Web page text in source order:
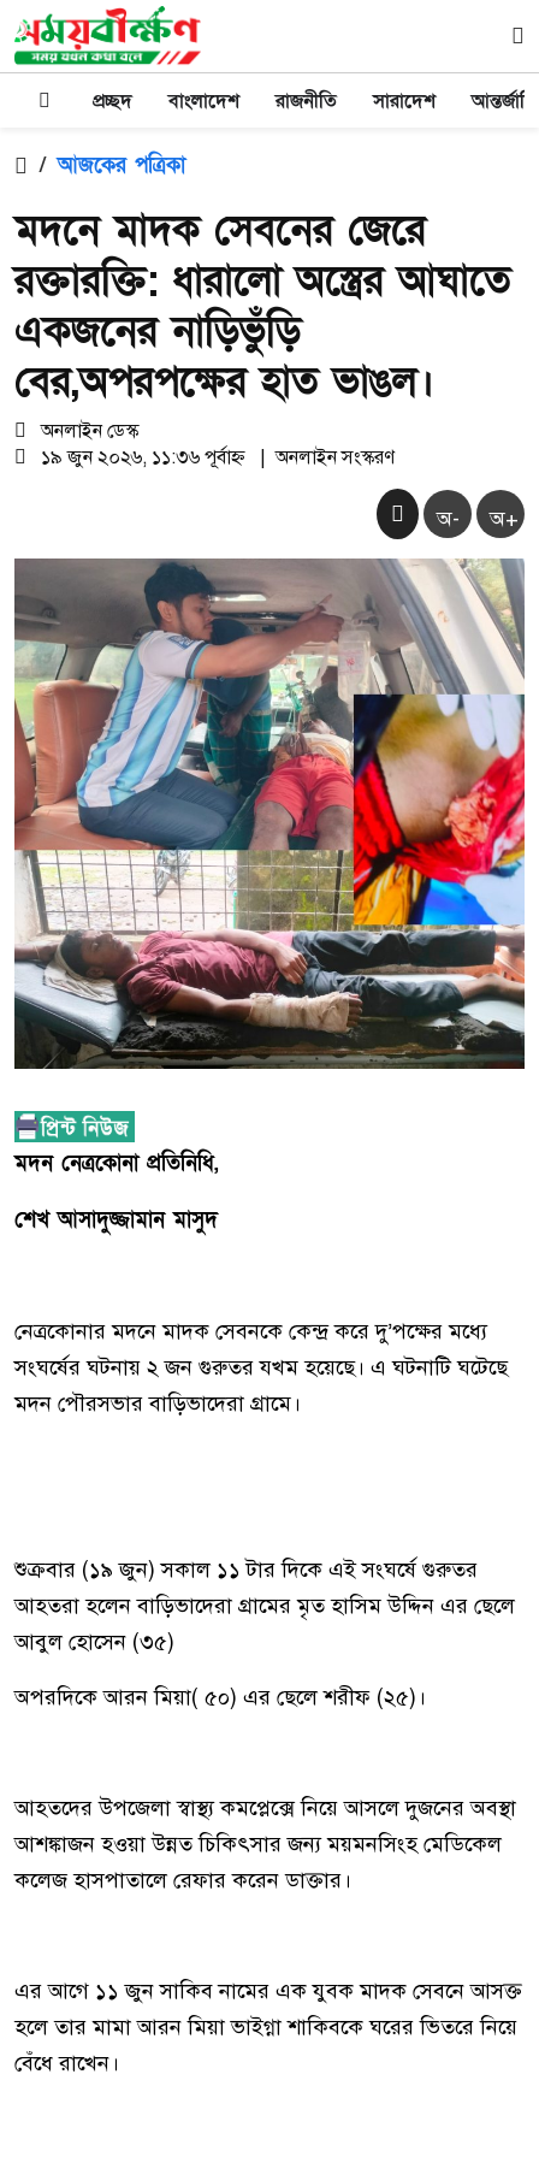
প্রচ্ছদ বাংলাদেশ রাজনীতি সারাদেশ
/ আজকের পত্রিকা
মদনে মাদক সেবনের জেরে
রক্তারক্তি: ধারালো অস্ত্রের আঘাতে
একজনের নাড়িভুঁড়ি
বের,অপরপক্ষের হাত ভাঙল।
অনলাইন ডেস্ক
১৯ জুন ২০২৬, ১১:৩৬ পূর্বাহ্ন
অনলাইন সংস্করণ
অ- অ+
মদন নেত্রকোনা প্রতিনিধি,
শেখ আসাদুজ্জামান মাসুদ
নেত্রকোনার মদনে মাদক সেবনকে কেন্দ্র করে দু’পক্ষের মধ্যে
সংঘর্ষের ঘটনায় ২ জন গুরুতর যখম হয়েছে। এ ঘটনাটি ঘটেছে
মদন পৌরসভার বাড়িভাদেরা গ্রামে।
শুক্রবার (১৯ জুন) সকাল ১১ টার দিকে এই সংঘর্ষে গুরুতর
আহতরা হলেন বাড়িভাদেরা গ্রামের মৃত হাসিম উদ্দিন এর ছেলে
আবুল হোসেন (৩৫)
অপরদিকে আরন মিয়া( ৫০) এর ছেলে শরীফ (২৫)।
আহতদের উপজেলা স্বাস্থ্য কমপ্লেক্সে নিয়ে আসলে দুজনের অবস্থা
আশঙ্কাজন হওয়া উন্নত চিকিৎসার জন্য ময়মনসিংহ মেডিকেল
কলেজ হাসপাতালে রেফার করেন ডাক্তার।
এর আগে ১১ জুন সাকিব নামের এক যুবক মাদক সেবনে আসক্ত
হলে তার মামা আরন মিয়া ভাইগ্না শাকিবকে ঘরের ভিতরে নিয়ে
বেঁধে রাখেন।